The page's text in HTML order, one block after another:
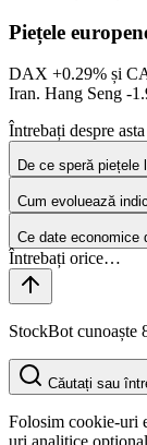
Piețele
DAX +0.29% și
Iran. Hang Seng -
Întrebați despre asta
De ce speră piețele
Cum evoluează
Ce date economice
StockBot cunoaște
Căutați sau
Folosim cookie-uri